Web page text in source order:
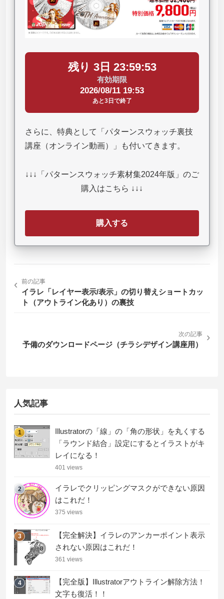
残り 3日 23:59:52
有効期限
2026/08/11 19:53
あと3日で終了
さらに、特典として「パターンスウォッチ裏技
講座（オンライン動画）」も付いてきます。
↓↓↓「パターンスウォッチ素材集2024年版」のご
購入はこちら ↓↓↓
購入する
‹ 前の記事
イラレ「レイヤー表示/表示」の切り替えショートカッ
ト（アウトライン化あり）の裏技
次の記事
予備のダウンロードページ（チラシデザイン講座用）
›
人気記事
1
Illustratorの「線」の「角の形状」を丸くする
「ラウンド結合」設定にするとイラストがキ
レイになる！
401 views
2
イラレでクリッピングマスクができない原因
はこれだ！
375 views
3
【完全解決】イラレのアンカーポイント表示
されない原因はこれだ！
361 views
4
【完全版】Illustratorアウトライン解除方法！
文字も復活！！